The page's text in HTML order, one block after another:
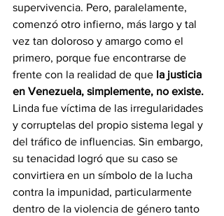
supervivencia. Pero, paralelamente,
comenzó otro infierno, más largo y tal
vez tan doloroso y amargo como el
primero, porque fue encontrarse de
frente con la realidad de que la justicia
en Venezuela, simplemente, no existe.
Linda fue víctima de las irregularidades
y corruptelas del propio sistema legal y
del tráfico de influencias. Sin embargo,
su tenacidad logró que su caso se
convirtiera en un símbolo de la lucha
contra la impunidad, particularmente
dentro de la violencia de género tanto